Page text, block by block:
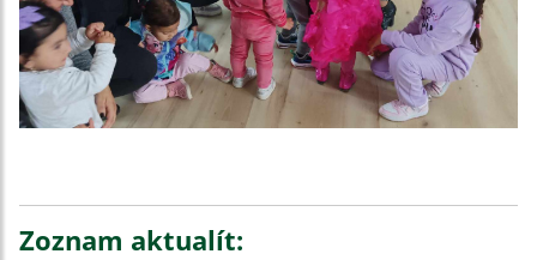
Zoznam aktualít: